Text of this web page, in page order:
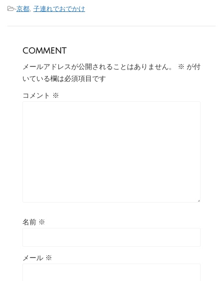
-京都, 子連れでおでかけ
comment
メールアドレスが公開されることはありません。 ※ が付
いている欄は必須項目です
コメント ※
名前 ※
メール ※